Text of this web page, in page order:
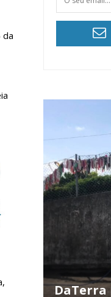
público!
da